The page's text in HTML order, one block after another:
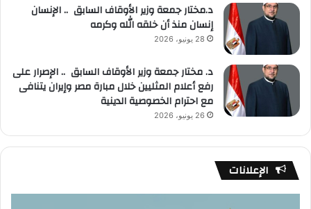
د.مختار جمعة وزير الأوقاف السابق .. الإنسان
إنسان منذ أن خلقه الله وكرمه
28 يونيو، 2026
د. مختار جمعة وزير الأوقاف السابق .. الإصرار على
رفع أعلام المثليين خلال مبارة مصر وإيران يتنافى
مع احترام الخصوصية الدينية
26 يونيو، 2026
الإعلانات